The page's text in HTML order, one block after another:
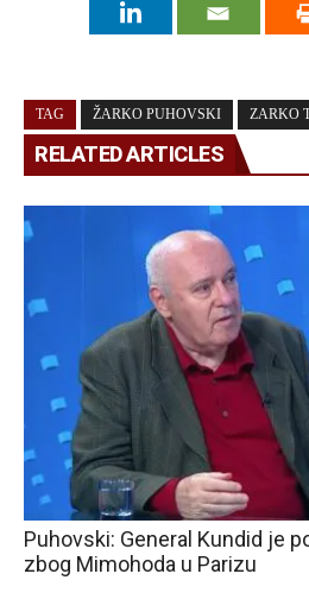
TAG ŽARKO PUHOVSKI ZARKO
RELATED ARTICLES
Puhovski: General Kundid je
zbog Mimohoda u Parizu